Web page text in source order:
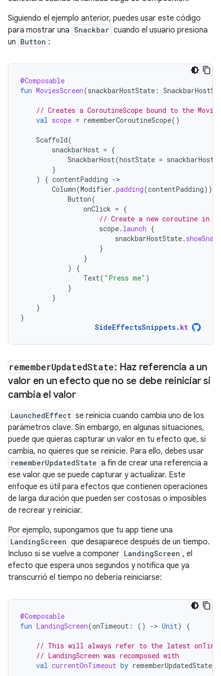
Siguiendo el ejemplo anterior, puedes usar este código
para mostrar una Snackbar cuando el usuario presiona
un Button :
@Composable
fun MoviesScreen(snackbarHostState :
// Creates a CoroutineScope bound to the
val scope = rememberCoroutineScope()
Scaffold(
snackbarHost = {
SnackbarHost(hostState =
}
)
{ contentPadding -
Column(Modifier .padding(contentPadding))
Button(
onClick = {
// Create a new coroutine in
scope. launch {
snackbarHostState.
}
}
)
{
Text( "Press me" )
}
}
}
}
SideEffectsSnippets. kt
rememberUpdatedState: Haz referencia a un
valor en un efecto que no se debe reiniciar si
cambia el valor
LaunchedEffect se reinicia cuando cambia uno de los
parámetros clave. Sin embargo, en algunas situaciones,
puede que quieras capturar un valor en tu efecto que, si
cambia, no quieres que se reinicie. Para ello, debes usar
rememberUpdatedState a fin de crear una referencia a
ese valor que se puede capturar y actualizar. Este
enfoque es útil para efectos que contienen operaciones
de larga duración que pueden ser costosas o imposibles
de recrear y reiniciar.
Por ejemplo, supongamos que tu app tiene una
LandingScreen que desaparece después de un tiempo.
Incluso si se vuelve a componer LandingScreen , el
efecto que espera unos segundos y notifica que ya
transcurrió el tiempo no debería reiniciarse:
@Composable
fun LandingScreen(onTimeout : () -> Unit) {
// This will always refer to the latest
// LandingScreen was recomposed with
val currentOnTimeout by rememberUpdatedState